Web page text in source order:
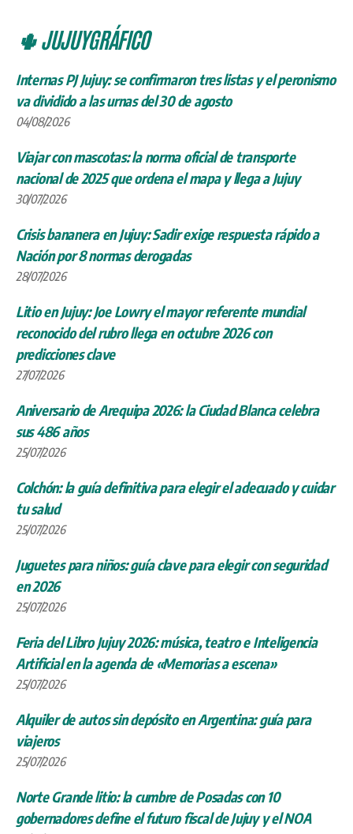
🌵 JUJUYGRÁFICO
Internas PJ Jujuy: se confirmaron tres listas y el peronismo
va dividido a las urnas del 30 de agosto
04/08/2026
Viajar con mascotas: la norma oficial de transporte
nacional de 2025 que ordena el mapa y llega a Jujuy
30/07/2026
Crisis bananera en Jujuy: Sadir exige respuesta rápido a
Nación por 8 normas derogadas
28/07/2026
Litio en Jujuy: Joe Lowry el mayor referente mundial
reconocido del rubro llega en octubre 2026 con
predicciones clave
27/07/2026
Aniversario de Arequipa 2026: la Ciudad Blanca celebra
sus 486 años
25/07/2026
Colchón: la guía definitiva para elegir el adecuado y cuidar
tu salud
25/07/2026
Juguetes para niños: guía clave para elegir con seguridad
en 2026
25/07/2026
Feria del Libro Jujuy 2026: música, teatro e Inteligencia
Artificial en la agenda de «Memorias a escena»
25/07/2026
Alquiler de autos sin depósito en Argentina: guía para
viajeros
25/07/2026
Norte Grande litio: la cumbre de Posadas con 10
gobernadores define el futuro fiscal de Jujuy y el NOA